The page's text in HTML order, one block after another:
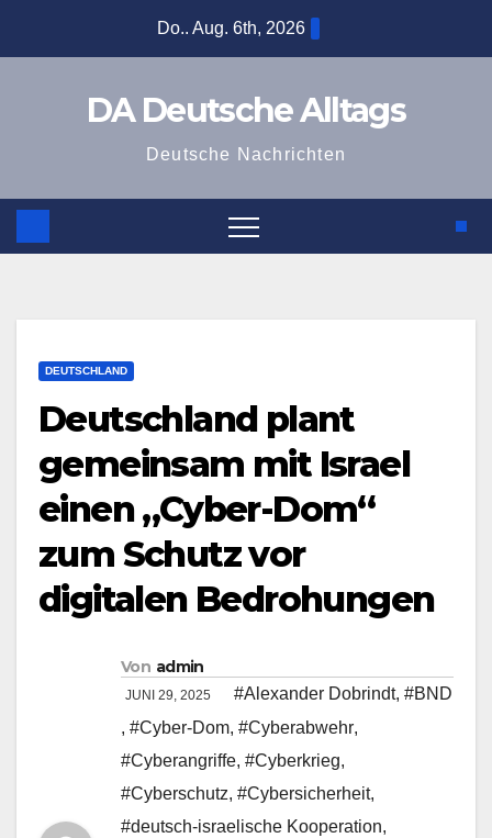
Do.. Aug. 6th, 2026
DA Deutsche Alltags
Deutsche Nachrichten
DEUTSCHLAND
Deutschland plant
gemeinsam mit Israel
einen „Cyber-Dom“
zum Schutz vor
digitalen Bedrohungen
Von admin
JUNI 29, 2025 #Alexander Dobrindt, #BND
, #Cyber-Dom, #Cyberabwehr,
#Cyberangriffe, #Cyberkrieg,
#Cyberschutz, #Cybersicherheit,
#deutsch-israelische Kooperation,